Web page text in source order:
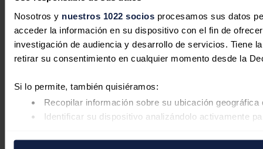
Nosotros y nuestros 1022 sociosprocesamos sus datos
acceder la información en su dispositivo con el fin de
investigación de audiencia y desarrollo de servicios. Tiene
retirar su consentimiento en cualquier momento desde la
Si lo permite, también quisiéramos:
Recopilar información sobre su ubicación
Identificar su dispositivo analizándolo activamente